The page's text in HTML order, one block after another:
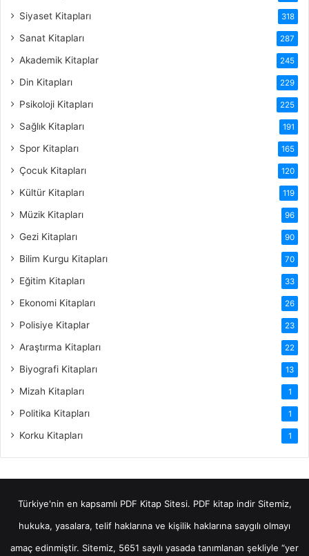
Siyaset Kitapları 318
Sanat Kitapları 287
Akademik Kitaplar 245
Din Kitapları 229
Psikoloji Kitapları 225
Sağlık Kitapları 191
Spor Kitapları 165
Çocuk Kitapları 120
Kültür Kitapları 119
Müzik Kitapları 96
Gezi Kitapları 90
Bilim Kurgu Kitapları 70
Eğitim Kitapları 33
Ekonomi Kitapları 26
Polisiye Kitaplar 23
Araştırma Kitapları 22
Biyografi Kitapları 13
Mizah Kitapları 1
Politika Kitapları 1
Korku Kitapları 1
Türkiye'nin en kapsamlı PDF Kitap Sitesi. PDF kitap indirSitemiz,
hukuka, yasalara, telif haklarına ve kişilik haklarına saygılı olmayı
amaç edinmiştir. Sitemiz, 5651 sayılı yasada tanımlanan şekliyle “yer